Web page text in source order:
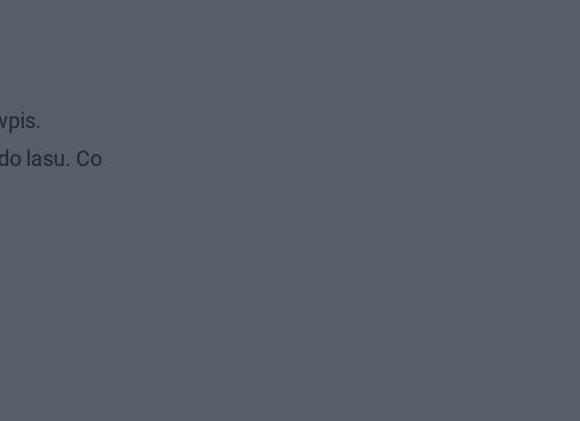
lasu. Co